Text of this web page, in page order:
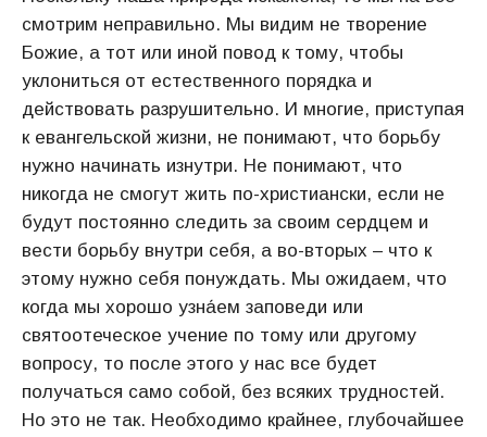
смотрим неправильно. Мы видим не творение
Божие, а тот или иной повод к тому, чтобы
уклониться от естественного порядка и
действовать разрушительно. И многие, приступая
к евангельской жизни, не понимают, что борьбу
нужно начинать изнутри. Не понимают, что
никогда не смогут жить по-христиански, если не
будут постоянно следить за своим сердцем и
вести борьбу внутри себя, а во-вторых – что к
этому нужно себя понуждать. Мы ожидаем, что
когда мы хорошо узна́ем заповеди или
святоотеческое учение по тому или другому
вопросу, то после этого у нас все будет
получаться само собой, без всяких трудностей.
Но это не так. Необходимо крайнее, глубочайшее